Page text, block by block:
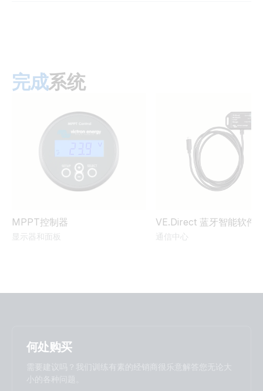
Certificate Safety IEC 62109-1 - AS/NZS - BlueSolar &
Certificate Safety RETIE 40117 - All BlueSolar and
SmartSolar MPPT Charge Controllers (Colombia)
Declaration of Conformity - BlueSolar and CAN-bus MPPT
Charge Controllers
Declaration of Conformity - BlueSolar MPPT Charge
Controller 100/30 EU and UK
BlueSolar MPPT 100-50.PT02
BlueSolar MPPT 100-50.PT03
BlueSolar MPPT 100-50.PT04
BlueSolar MPPT 100-50.PT05
完成系统
MPPT控制器
显示器和面板
VE.Direct 蓝牙智能软件
通信中心
何处购买
需要建议吗？我们训练有素的经销商很乐意解答您无论大
小的各种问题。